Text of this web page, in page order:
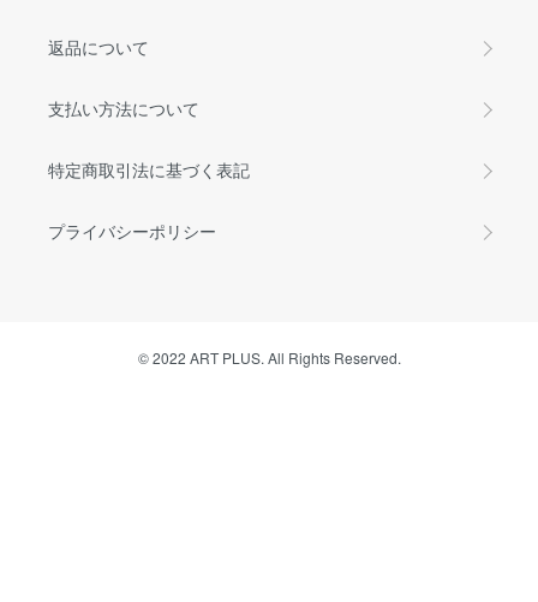
返品について
支払い方法について
特定商取引法に基づく表記
プライバシーポリシー
© 2022 ART PLUS. All Rights Reserved.